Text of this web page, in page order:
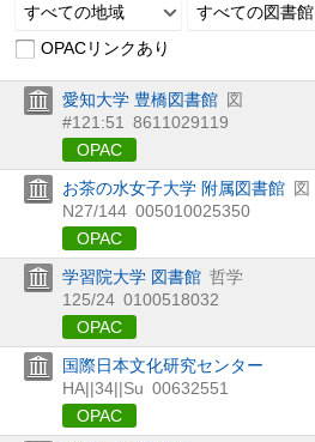
すべての地域
すべての図書館
OPACリンクあり
愛知大学 豊橋図書館 図
#121:51
8611029119
OPAC
お茶の水女子大学 附属図書館 図
N27/144 005010025350
OPAC
学習院大学 図書館 哲学
125/24 0100518032
OPAC
国際日本文化研究センター
HA||34||Su 00632551
OPAC